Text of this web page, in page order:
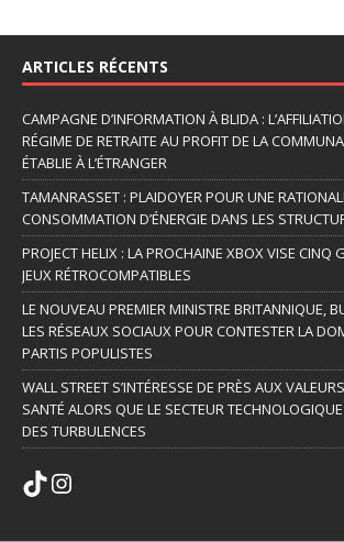
ARTICLES RÉCENTS
CAMPAGNE D’INFORMATION À BLIDA :
RÉGIME DE RETRAITE AU PROFIT DE LA
ÉTABLIE À L’ÉTRANGER
TAMANRASSET : PLAIDOYER POUR UNE
CONSOMMATION D’ÉNERGIE DANS LES
PROJECT HELIX : LA PROCHAINE XBOX VISE CINQ
JEUX RÉTROCOMPATIBLES
LE NOUVEAU PREMIER MINISTRE BRITANNIQUE,
LES RÉSEAUX SOCIAUX POUR CONTESTER LA
PARTIS POPULISTES
WALL STREET S’INTÉRESSE DE PRÈS AUX
SANTÉ ALORS QUE LE SECTEUR
DES TURBULENCES